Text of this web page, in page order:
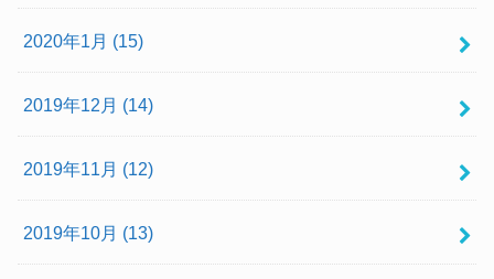
2020年1月 (15)
2019年12月 (14)
2019年11月 (12)
2019年10月 (13)